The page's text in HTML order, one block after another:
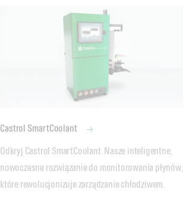
Castrol SmartCoolant
Odkryj Castrol SmartCoolant. Nasze inteligentne,
nowoczesne rozwiązanie do monitorowania płynów,